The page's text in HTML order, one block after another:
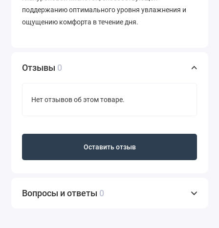
поддержанию оптимального уровня увлажнения и
ощущению комфорта в течение дня.
Отзывы 0
Нет отзывов об этом товаре.
Оставить отзыв
Вопросы и ответы 0